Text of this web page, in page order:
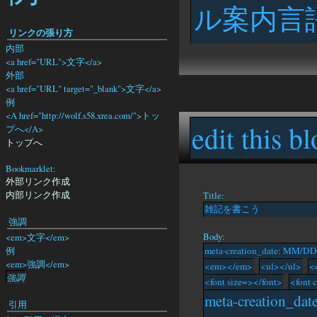
ル案内言
edit this
Title:
Body:
リンクの張り方
内部
<a href="URL">文字</a>
外部
<a href="URL" target="_blank">文字</a>
例
<A href="http://wolf.s58.xrea.com/">トッ
プへ</A>
トップへ
Bookmarklet:
外部リンク作成
内部リンク作成
強調
<em>文字</em>
例
<em>強調</em>
強調
引用